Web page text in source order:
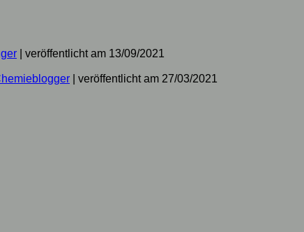
veröffentlicht am 13/09/2021
veröffentlicht am 27/03/2021